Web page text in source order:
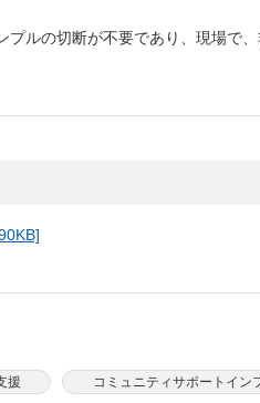
ます）
ルの切断が不要であり、現場で
援 コミュニティサポートイン